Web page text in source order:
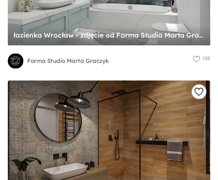
łazienka Wrocław - zdjęcie od Forma Studio Marta Graczyk
Forma Studio Marta Graczyk 138